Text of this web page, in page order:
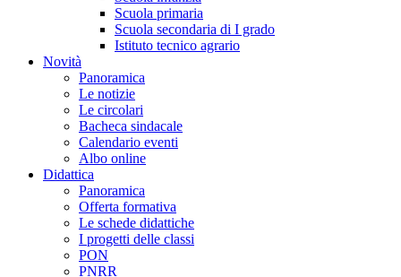
Scuola primaria
Scuola secondaria di I grado
Istituto tecnico agrario
Novità
Panoramica
Le notizie
Le circolari
Bacheca sindacale
Calendario eventi
Albo online
Didattica
Panoramica
Offerta formativa
Le schede didattiche
I progetti delle classi
PON
PNRR